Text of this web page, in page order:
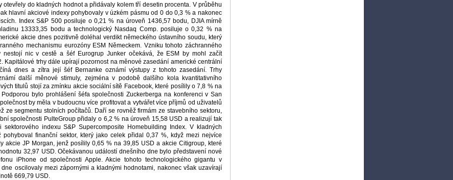
otevřely do kladných hodnot a přidávaly kolem tří desetin procenta. V průběhu
hlavní akciové indexy pohybovaly v úzkém pásmu od 0 do 0,3 % a nakonec
Index S&P 500 posiluje o 0,21 % na úroveň 1436,57 bodu, DJIA mírně
13333,35 bodu a technologický Nasdaq Comp. posiluje o 0,32 % na
akcie dnes pozitivně doléhal verdikt německého ústavního soudu, který
mechanismu eurozóny ESM Německem. Vzniku tohoto záchranného
nestojí nic v cestě a šéf Eurogrup Junker očekává, že ESM by mohl začít
Kapitálové trhy dále upírají pozornost na měnové zasedání americké centrální
dnes a zítra její šéf Bernanke oznámí výstupy z tohoto zasedání. Trhy
další měnové stimuly, zejména v podobě dalšího kola kvantitativního
titulů stojí za zmínku akcie sociální sítě Facebook, které posílily o 7,8 % na
bylo prohlášení šéfa společnosti Zuckerberga na konferenci v San
by měla v budoucnu více profitovat a vytvářet více příjmů od uživatelů
ze segmentu stolních počítačů. Daří se rovněž firmám ze stavebního sektoru,
společnosti PulteGroup přidaly o 6,2 % na úroveň 15,58 USD a realizují tak
sektorového indexu S&P Supercomposite Homebuilding Index. V kladných
pohyboval finanční sektor, který jako celek přidal 0,37 %, když mezi nejvíce
akcie JP Morgan, jenž posílily 0,65 % na 39,85 USD a akcie Citigroup, které
32,97 USD. Očekávanou událostí dnešního dne bylo představení nové
iPhone od společnosti Apple. Akcie tohoto technologického gigantu v
oscilovaly mezi zápornými a kladnými hodnotami, nakonec však uzavírají
669,79 USD.